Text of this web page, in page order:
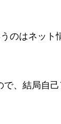
のはネット
、結局自